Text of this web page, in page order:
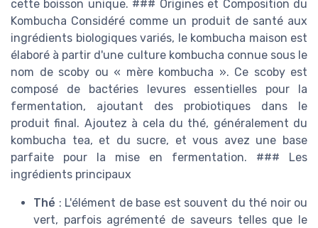
cette boisson unique. ### Origines et Composition du
Kombucha Considéré comme un produit de santé aux
ingrédients biologiques variés, le kombucha maison est
élaboré à partir d'une culture kombucha connue sous le
nom de scoby ou « mère kombucha ». Ce scoby est
composé de bactéries levures essentielles pour la
fermentation, ajoutant des probiotiques dans le
produit final. Ajoutez à cela du thé, généralement du
kombucha tea, et du sucre, et vous avez une base
parfaite pour la mise en fermentation. ### Les
ingrédients principaux
Thé : L'élément de base est souvent du thé noir ou
vert, parfois agrémenté de saveurs telles que le